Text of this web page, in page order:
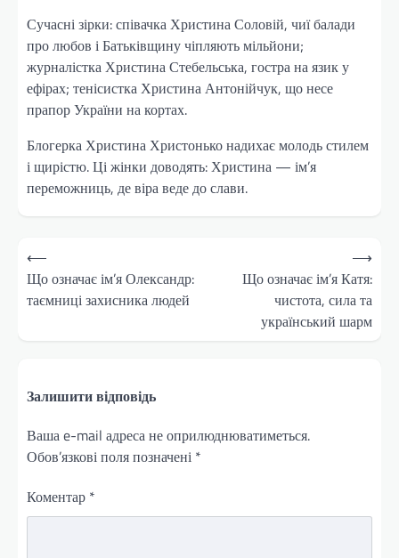
Сучасні зірки: співачка Христина Соловій, чиї балади
про любов і Батьківщину чіпляють мільйони;
журналістка Христина Стебельська, гостра на язик у
ефірах; тенісистка Христина Антонійчук, що несе
прапор України на кортах.
Блогерка Христина Христонько надихає молодь стилем
і щирістю. Ці жінки доводять: Христина — ім’я
переможниць, де віра веде до слави.
Навігація
записів
⟵
Що означає ім’я Олександр:
таємниці захисника людей
Що означає ім’я Катя:
чистота, сила та
український шарм
⟶
Залишити відповідь
Ваша e-mail адреса не оприлюднюватиметься.
Обов’язкові поля позначені *
Коментар *